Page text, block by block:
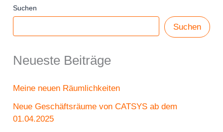
Suchen
Suchen
Neueste Beiträge
Meine neuen Räumlichkeiten
Neue Geschäftsräume von CATSYS ab dem
01.04.2025